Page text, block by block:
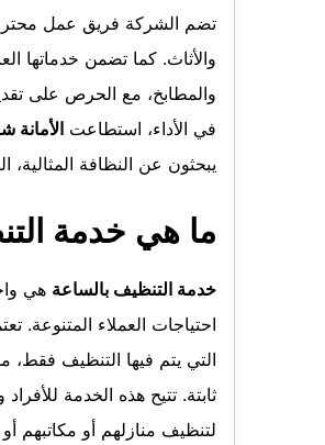
تضم الشركة فريق عمل
والأثاث. كما تضمن خدماتها
والمطابخ، مع الحرص على
في الأداء، استطاعت
يبحثون عن النظافة
ما هي خدمة
خدمة التنظيف بالساعة هي
احتياجات العملاء
التي يتم فيها التنظيف فقط،
ثابتة. تتيح هذه الخدمة
لتنظيف منازلهم أو مكاتبهم